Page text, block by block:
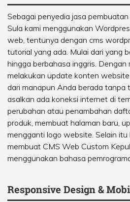
Sebagai penyedia jasa
Sula kami menggunakan
web, tentunya dengan cms
tutorial yang ada. Mulai dari yang
hingga berbahasa inggris. Dengan
melakukan update konten
dari manapun Anda berada tanpa
asalkan ada koneksi internet di
perubahan atau penambahan
produk, membuat halaman baru,
mengganti logo website. Selain itu
membuat CMS Web Custom
menggunakan bahasa
Responsive Design &